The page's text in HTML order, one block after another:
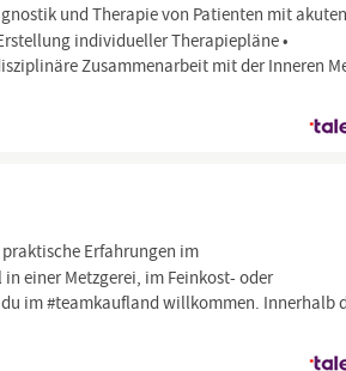
und Therapie von Patienten mit
individueller Therapiepläne •
Zusammenarbeit mit der Inneren
Erfahrungen im
einer Metzgerei, im Feinkost- oder
im #teamkaufland willkommen. Innerhalb